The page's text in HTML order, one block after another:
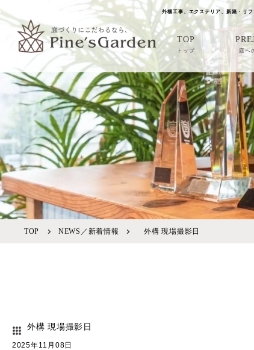
外構工事、エクステリア、新築・リ
TOP
トップ 庭へ
TOP NEWS／新着情報 外構 現場撮影日
外構 現場撮影日
2025年11月08日